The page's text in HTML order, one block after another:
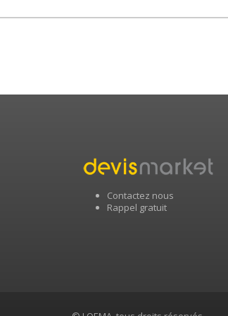
Contactez nous
Rappel gratuit